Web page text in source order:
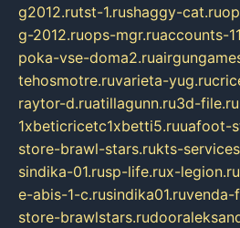
g2012.rutst-1.rushaggy-cat.ru
g-2012.ruops-mgr.ruaccounts-
poka-vse-doma2.ru
tehosmotre.ruvarieta-yug.ru
raytor-d.ruatillagunn.ru3d-file.ru
1xbeticricetc1xbetti5.ruuafoot-
store-brawl-stars.rukts-
sindika-01.rusp-life.rux-legion.ru
e-abis-1-c.rusindika01.ruvenda-
store-brawlstars.ru